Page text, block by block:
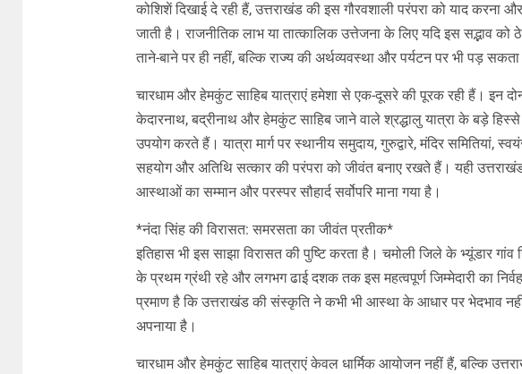
कोशिशें दिखाई दे रही हैं, उत्तराखंड की इस गौरवशाली परंपरा को याद करना
जाती है। राजनीतिक लाभ या तात्कालिक उत्तेजना के लिए यदि इस सद्भाव
ताने-बाने पर ही नहीं, बल्कि राज्य की अर्थव्यवस्था और पर्यटन पर भी पड़
चारधाम और हेमकुंट साहिब यात्राएं हमेशा से एक-दूसरे की पूरक रही हैं। इन
केदारनाथ, बद्रीनाथ और हेमकुंट साहिब जाने वाले श्रद्धालु यात्रा के बड़े
उपयोग करते हैं। यात्रा मार्ग पर स्थानीय समुदाय, गुरुद्वारे, मंदिर समितियां,
सहयोग और अतिथि सत्कार की परंपरा को जीवंत बनाए रखते हैं। यही
आस्थाओं का सम्मान और परस्पर सौहार्द सर्वोपरि माना गया है।
*नंदा सिंह की विरासत: समरसता का जीवंत प्रतीक*
इतिहास भी इस साझा विरासत की पुष्टि करता है। चमोली जिले के भ्यूंडार गांव
के प्रथम ग्रंथी रहे और लगभग ढाई दशक तक इस महत्वपूर्ण जिम्मेदारी का
प्रमाण है कि उत्तराखंड की संस्कृति ने कभी भी आस्था के आधार पर भेदभाव
अपनाया है।
चारधाम और हेमकुंट साहिब यात्राएं केवल धार्मिक आयोजन नहीं हैं, बल्कि